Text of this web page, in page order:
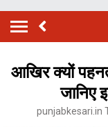
आखिर क्यों
जानिए
punjabkesari.in